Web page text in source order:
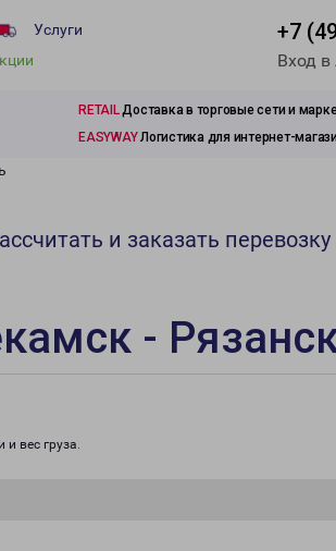
Услуги
+7
Вход
RETAILДоставка в торговые сети и
EASYWAYЛогистика для интернет-
и заказать перевозку
-
и вес груза.